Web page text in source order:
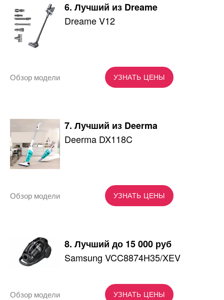
6. Лучший из Dreame
Dreame V12
УЗНАТЬ ЦЕНЫ
Обзор модели
7. Лучший из Deerma
Deerma DX118C
УЗНАТЬ ЦЕНЫ
Обзор модели
8. Лучший до 15 000 руб
Samsung VCC8874H35/XEV
УЗНАТЬ ЦЕНЫ
Обзор модели